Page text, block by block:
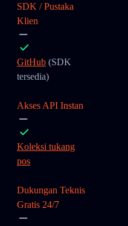
SDK / Pustaka
Klien
GitHub (SDK
tersedia)
Akses API Instan
Koleksi tukang
pos
Dukungan Teknis
Gratis 24/7